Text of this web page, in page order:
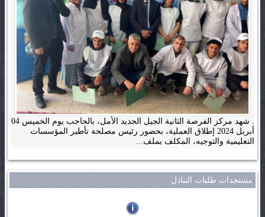
. شهد مركز الفرصة الثانية الجيل الجديد الأمل، بالحاجب يوم الخميس 04
أبريل 2024 إطلاق العملية، بحضور رئيس مصلحة تأطير المؤسسات
التعليمية والتوجيه، المكلف بملف...
مستجدات طلبات التبادل